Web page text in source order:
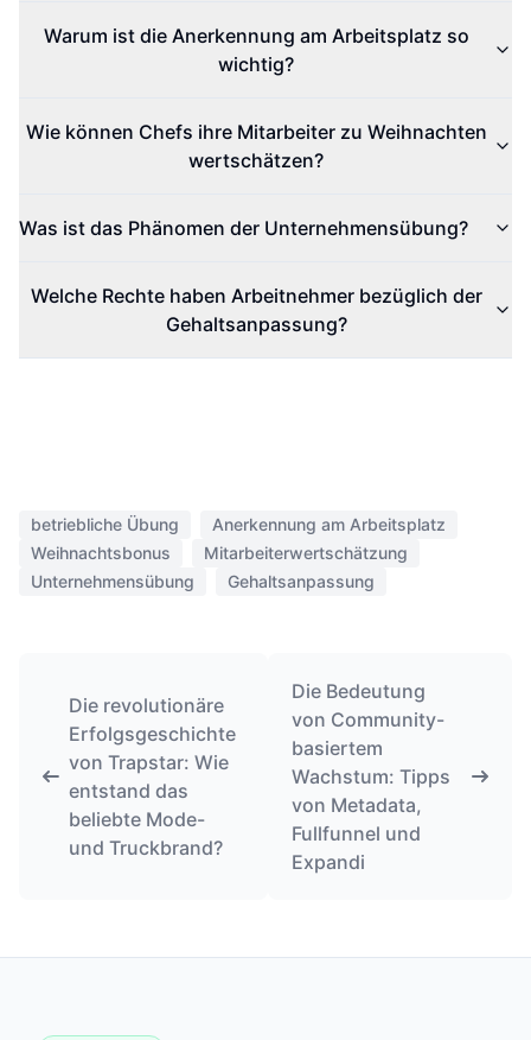
Warum ist die Anerkennung am Arbeitsplatz so
wichtig?
Wie können Chefs ihre Mitarbeiter zu Weihnachten
wertschätzen?
Was ist das Phänomen der Unternehmensübung?
Welche Rechte haben Arbeitnehmer bezüglich der
Gehaltsanpassung?
betriebliche Übung
Anerkennung am Arbeitsplatz
Weihnachtsbonus
Mitarbeiterwertschätzung
Unternehmensübung
Gehaltsanpassung
Die revolutionäre
Erfolgsgeschichte
von Trapstar: Wie
entstand das
beliebte Mode-
und Truckbrand?
Die Bedeutung
von Community-
basiertem
Wachstum: Tipps
von Metadata,
Fullfunnel und
Expandi